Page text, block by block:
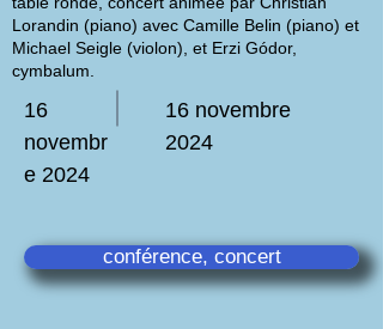
Lorandin (piano) avec Camille Belin (piano) et
Michael Seigle (violon), et Erzi Gódor,
cymbalum.
16
novembr
e 2024
16 novembre
2024
conférence, concert